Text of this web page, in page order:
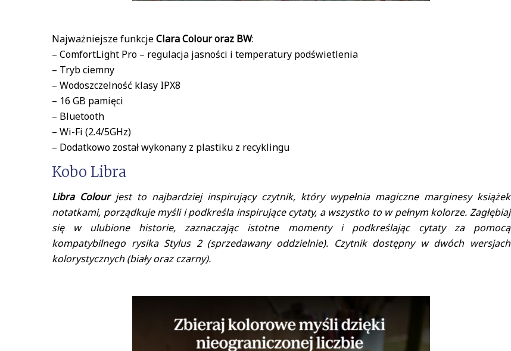
Najważniejsze funkcjeClara Colour oraz BW:
– ComfortLight Pro – regulacja jasności i temperatury podświetlenia
– Tryb ciemny
– Wodoszczelność klasy IPX8
– 16 GB pamięci
– Bluetooth
– Wi-Fi (2.4/5GHz)
– Dodatkowo został wykonany z plastiku z recyklingu
Kobo Libra
Libra Colourjest to najbardziej inspirujący czytnik, który wypełnia magiczne marginesy książek
notatkami, porządkuje myśli i podkreśla inspirujące cytaty, a wszystko to w pełnym kolorze. Zagłębiaj
się w ulubione historie, zaznaczając istotne momenty i podkreślając cytaty za pomocą
kompatybilnego rysika Stylus 2 (sprzedawany oddzielnie). Czytnik dostępny w dwóch wersjach
kolorystycznych (biały oraz czarny).